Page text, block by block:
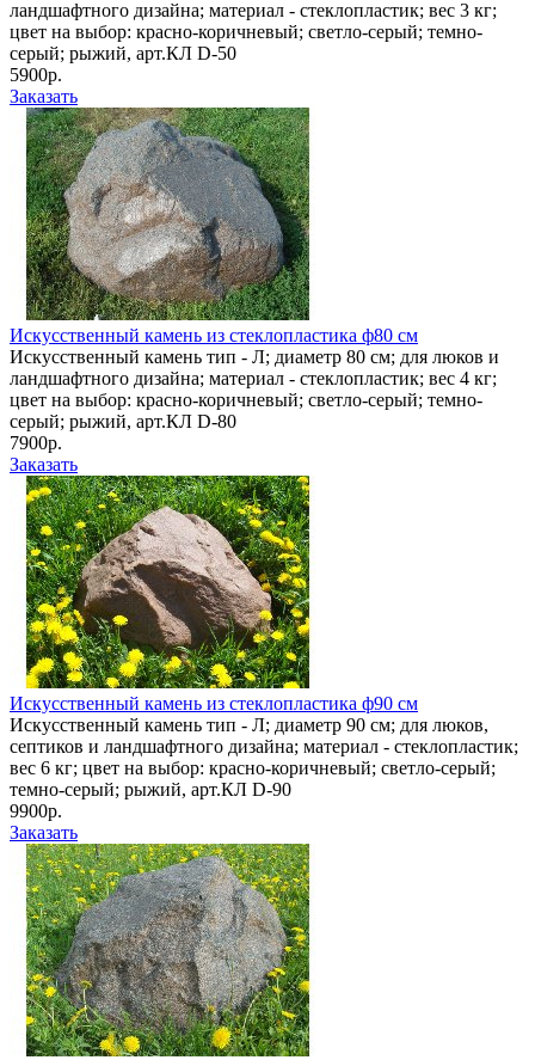
ландшафтного дизайна; материал - стеклопластик; вес 3 кг;
цвет на выбор: красно-коричневый; светло-серый; темно-
серый; рыжий, арт.КЛ D-50
5900р.
Заказать
Искусственный камень из стеклопластика ф80 см
Искусственный камень тип - Л; диаметр 80 см; для люков и
ландшафтного дизайна; материал - стеклопластик; вес 4 кг;
цвет на выбор: красно-коричневый; светло-серый; темно-
серый; рыжий, арт.КЛ D-80
7900р.
Заказать
Искусственный камень из стеклопластика ф90 см
Искусственный камень тип - Л; диаметр 90 см; для люков,
септиков и ландшафтного дизайна; материал - стеклопластик;
вес 6 кг; цвет на выбор: красно-коричневый; светло-серый;
темно-серый; рыжий, арт.КЛ D-90
9900р.
Заказать